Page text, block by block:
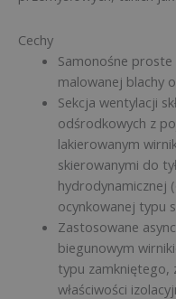
Cechy
Samonośne proste
malowanej blachy
Sekcja wentylacji
odśrodkowych z
lakierowanym
skierowanymi do
hydrodynamicznej
ocynkowanej typu
Zastosowane
biegunowym
typu zamkniętego,
właściwości